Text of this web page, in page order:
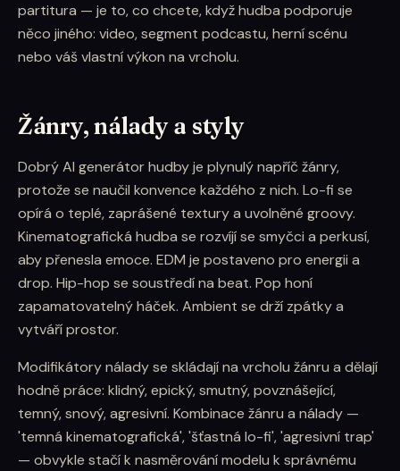
partitura — je to, co chcete, když hudba podporuje
něco jiného: video, segment podcastu, herní scénu
nebo váš vlastní výkon na vrcholu.
Žánry, nálady a styly
Dobrý AI generátor hudby je plynulý napříč žánry,
protože se naučil konvence každého z nich. Lo-fi se
opírá o teplé, zaprášené textury a uvolněné groovy.
Kinematografická hudba se rozvíjí se smyčci a perkusí,
aby přenesla emoce. EDM je postaveno pro energii a
drop. Hip-hop se soustředí na beat. Pop honí
zapamatovatelný háček. Ambient se drží zpátky a
vytváří prostor.
Modifikátory nálady se skládají na vrcholu žánru a dělají
hodně práce: klidný, epický, smutný, povznášející,
temný, snový, agresivní. Kombinace žánru a nálady —
'temná kinematografická', 'šťastná lo-fi', 'agresivní trap'
— obvykle stačí k nasměrování modelu k správnému